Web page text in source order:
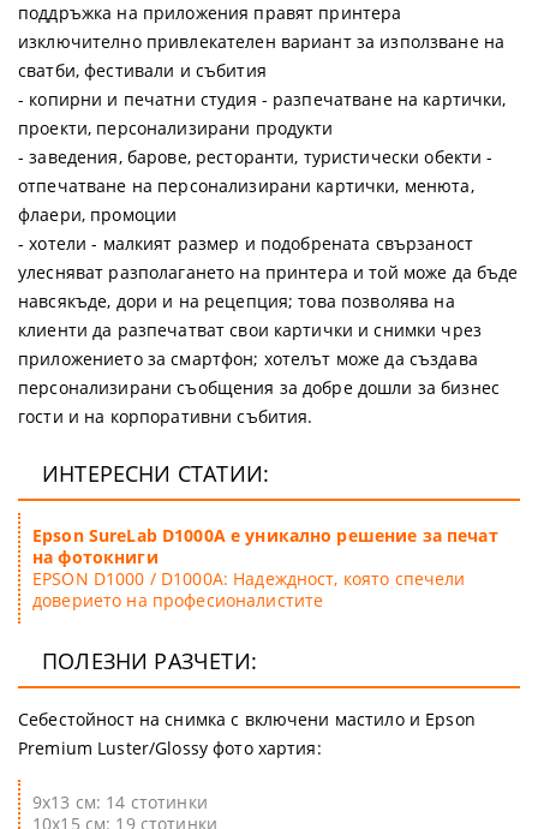
поддръжка на приложения правят принтера
изключително привлекателен вариант за използване на
сватби, фестивали и събития
- копирни и печатни студия - разпечатване на картички,
проекти, персонализирани продукти
- заведения, барове, ресторанти, туристически обекти -
отпечатване на персонализирани картички, менюта,
флаери, промоции
- хотели - малкият размер и подобрената свързаност
улесняват разполагането на принтера и той може да бъде
навсякъде, дори и на рецепция; това позволява на
клиенти да разпечатват свои картички и снимки чрез
приложението за смартфон; хотелът може да създава
персонализирани съобщения за добре дошли за бизнес
гости и на корпоративни събития.
ИНТЕРЕСНИ СТАТИИ:
Epson SureLab D1000A е уникално решение за печат
на фотокниги
EPSON D1000 / D1000A: Надеждност, която спечели
доверието на професионалистите
ПОЛЕЗНИ РАЗЧЕТИ:
Себестойност на снимка с включени мастило и Epson
Premium Luster/Glossy фото хартия:
9х13 см: 14 стотинки
10х15 см: 19 стотинки